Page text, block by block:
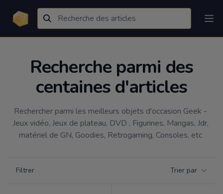
Recherche parmi des
centaines d'articles
Rechercher parmi les meilleurs objets d'occasion Geek -
Jeux vidéo, Jeux de plateau, DVD , Figurines, Mangas, Jdr,
matériel de GN, Goodies, Retrogaming, Consoles, etc
Filtrer Trier par